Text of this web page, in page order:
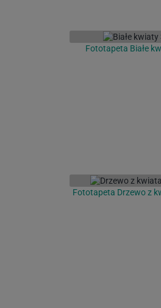
Fototapeta Białe
Fototapeta Drzewo z